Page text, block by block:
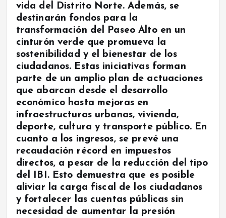
vida del Distrito Norte. Además, se
destinarán fondos para la
transformación del Paseo Alto en un
cinturón verde que promueva la
sostenibilidad y el bienestar de los
ciudadanos. Estas iniciativas forman
parte de un amplio plan de actuaciones
que abarcan desde el desarrollo
económico hasta mejoras en
infraestructuras urbanas, vivienda,
deporte, cultura y transporte público. En
cuanto a los ingresos, se prevé una
recaudación récord en impuestos
directos, a pesar de la reducción del tipo
del IBI. Esto demuestra que es posible
aliviar la carga fiscal de los ciudadanos
y fortalecer las cuentas públicas sin
necesidad de aumentar la presión